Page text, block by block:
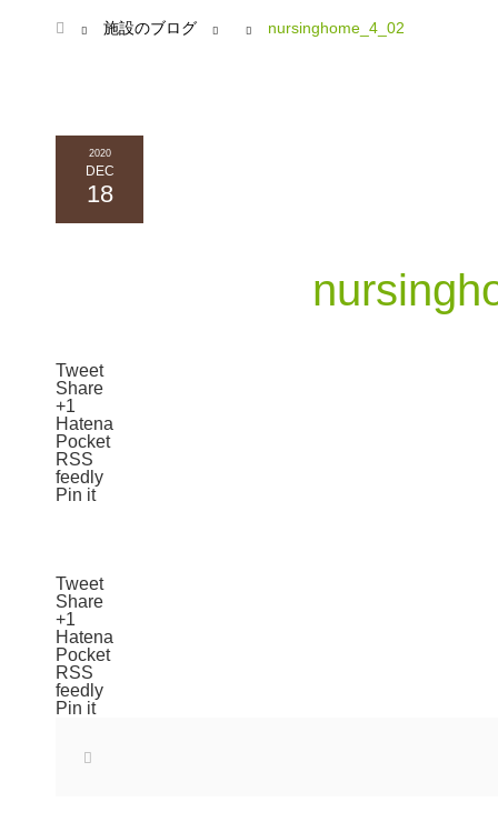
ホーム施設のブログ nursinghome_4_02
2020
DEC
18
Tweet
Share
+1
Hatena
Pocket
RSS
feedly
Pin it
Tweet
Share
+1
Hatena
Pocket
RSS
feedly
Pin it